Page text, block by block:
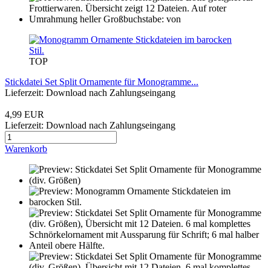
TOP
Stickdatei Set Split Ornamente für Monogramme...
Lieferzeit: Download nach Zahlungseingang
4,99 EUR
Lieferzeit: Download nach Zahlungseingang
Warenkorb